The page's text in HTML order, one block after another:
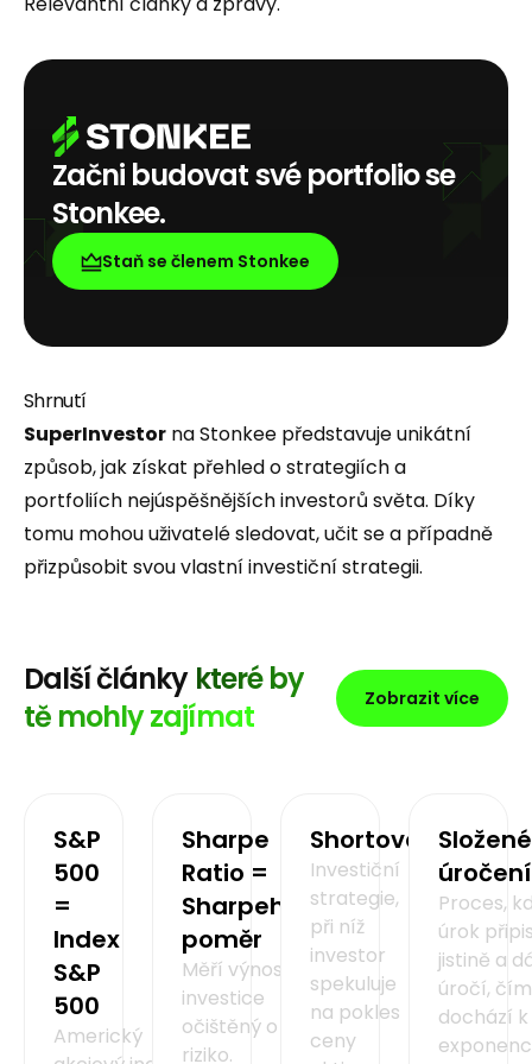
Začni budovat své portfolio se
Stonkee.
Staň se členem Stonkee
Shrnutí
SuperInvestor na Stonkee představuje unikátní
způsob, jak získat přehled o strategiích a
portfoliích nejúspěšnějších investorů světa. Díky
tomu mohou uživatelé sledovat, učit se a případně
přizpůsobit svou vlastní investiční strategii.
Další články které by
tě mohly zajímat
Zobrazit více
S&P
500
=
Index
S&P
500
Americký
Sharpe
Ratio =
Sharpeho
poměr
Měří výnos
investice
očištěný o
riziko.
Shortování
Investiční
strategie,
při níž
investor
spekuluje
na pokles
ceny
Složené
úročení
Proces,
úrok
jistině a
úročí,
dochází k